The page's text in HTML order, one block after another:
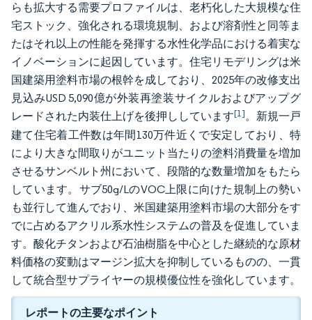
らも拡大する需要プロファイルは、老朽化した大規模な住
宅ストック、強化される環境規制、および溶剤性と同等ま
たはそれ以上の性能を発揮する水性化学品における着実な
イノベーションに起因しています。住宅リモデリングは米
国建築用塗料市場の根幹を成しており、2025年の改修支出
見込みUSD 5,090億が外装再塗装サイクルおよびアップグ
レードされた内装仕上げを後押ししています[1]。新規一戸
建て住宅着工件数は年間130万件近くで安定しており、特
により大きな間取りがユニット当たりの塗料消費量を増加
させるサンベルト州において、段階的な数量増加をもたら
しています。サブ50g/LのVOC上限に向けた規制上の勢い
も並行して進んでおり、米国建築用塗料市場の大部分をす
でに占めるアクリル系水性システムの普及を促進していま
す。酸化チタンおよび石油樹脂を中心とした継続的な原材
料価格の変動はマージン拡大を抑制しているものの、一貫
して統合型サプライヤーの規模優位性を強化しています。
レポートの主要なポイント